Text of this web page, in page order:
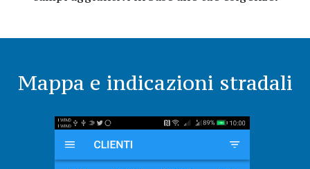
Mappa e indicazioni stradali